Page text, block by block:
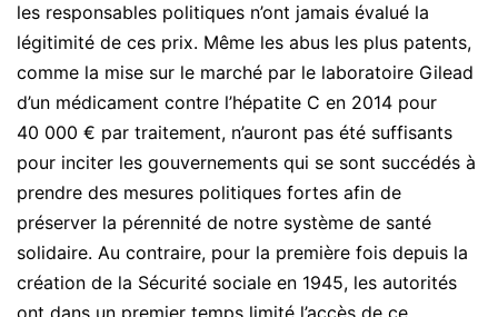
les responsables politiques n’ont jamais évalué la
légitimité de ces prix. Même les abus les plus patents,
comme la mise sur le marché par le laboratoire Gilead
d’un médicament contre l’hépatite C en 2014 pour
40 000 € par traitement, n’auront pas été suffisants
pour inciter les gouvernements qui se sont succédés à
prendre des mesures politiques fortes afin de
préserver la pérennité de notre système de santé
solidaire. Au contraire, pour la première fois depuis la
création de la Sécurité sociale en 1945, les autorités